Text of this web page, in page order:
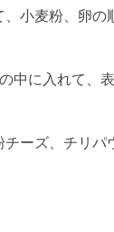
小麦粉、卵の
中に入れて、
ーズ、チリパ